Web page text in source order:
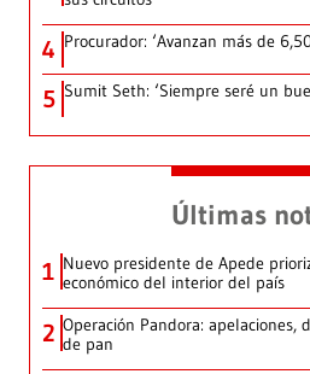
4 Procurador: ‘Avanzan más de
5 Sumit Seth: ‘Siempre seré un
Últimas
1 Nuevo presidente de Apede
económico del interior del país
2 Operación Pandora: apelaciones,
de pan